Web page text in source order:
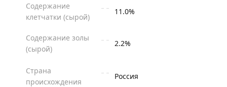
Содержание
клетчатки (сырой)
11.0%
Содержание золы
(сырой)
2.2%
Страна
происхождения
Россия